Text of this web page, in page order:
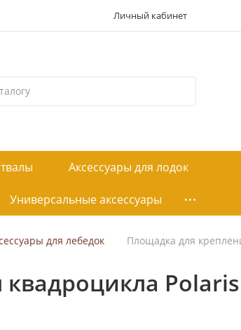
Личный кабинет
Аксессуары для лодок
Универсальные аксессуары
для лебедок
Площадка для